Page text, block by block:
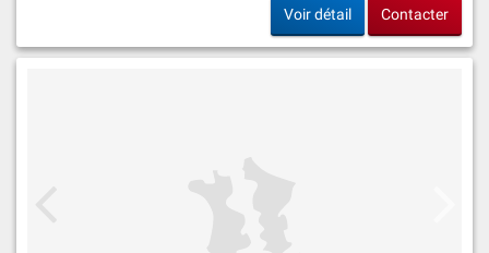
Voir détail Contacter